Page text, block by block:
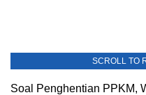
SCROLL TO
Soal Penghentian PPKM,